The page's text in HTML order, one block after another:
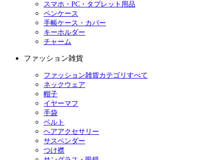
スマホ・PC・タブレット用品
ペンケース
手帳ケース・カバー
キーホルダー
チャーム
ファッション雑貨
ファッション雑貨カテゴリすべて
ネックウェア
帽子
イヤーマフ
手袋
ベルト
ヘアアクセサリー
サスペンダー
つけ襟